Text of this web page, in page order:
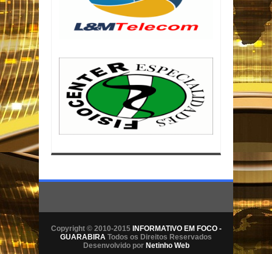
Copyright © 2010-2015 INFORMATIVO EM FOCO -
GUARABIRA Todos os Direitos Reservados
Desenvolvido por Netinho Web